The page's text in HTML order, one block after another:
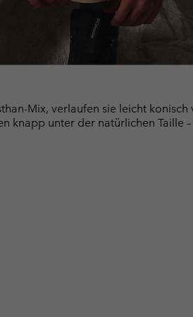
Mix, verlaufen sie leicht konisch
knapp unter der natürlichen Taille